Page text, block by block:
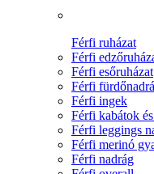
Férfi ruházat
Férfi
Férfi esőruházat
Férfi
Férfi ingek
Férfi kabátok
Férfi leggings
Férfi merinó
Férfi nadrág